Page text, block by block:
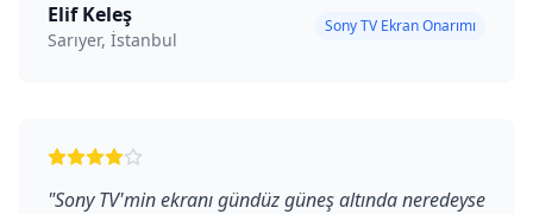
Elif Keleş
Sarıyer, İstanbul
Sony TV Ekran Onarımı
"Sony TV'min ekranı gündüz güneş altında neredeyse